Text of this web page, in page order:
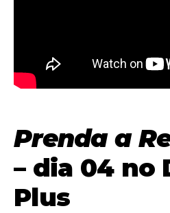
Prenda a
– dia 04 no
Plus